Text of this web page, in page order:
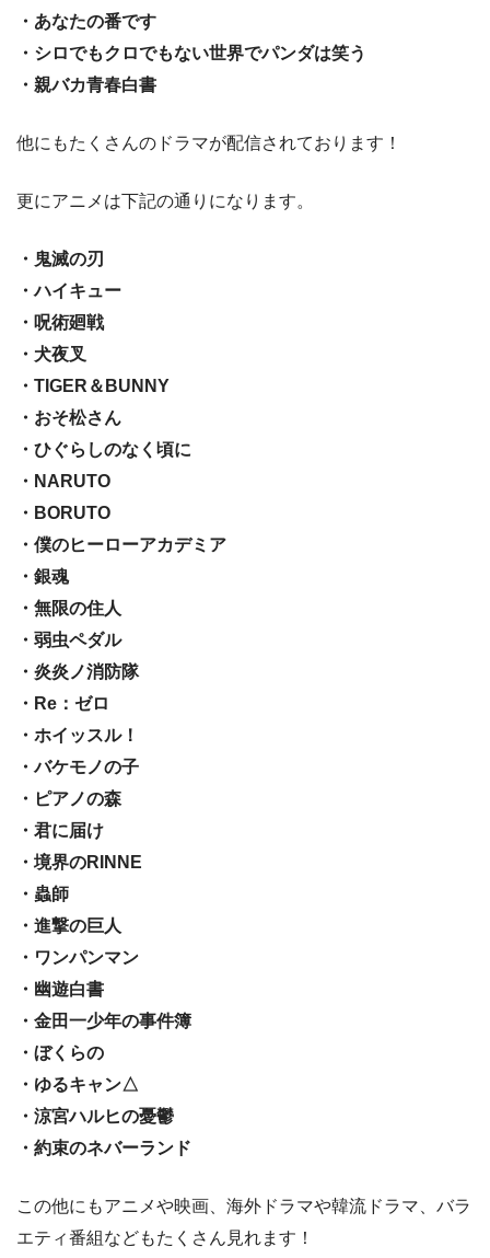
・あなたの番です
・シロでもクロでもない世界でパンダは笑う
・親バカ青春白書
他にもたくさんのドラマが配信されております！
更にアニメは下記の通りになります。
・鬼滅の刃
・ハイキュー
・呪術廻戦
・犬夜叉
・TIGER＆BUNNY
・おそ松さん
・ひぐらしのなく頃に
・NARUTO
・BORUTO
・僕のヒーローアカデミア
・銀魂
・無限の住人
・弱虫ペダル
・炎炎ノ消防隊
・Re：ゼロ
・ホイッスル！
・バケモノの子
・ピアノの森
・君に届け
・境界のRINNE
・蟲師
・進撃の巨人
・ワンパンマン
・幽遊白書
・金田一少年の事件簿
・ぼくらの
・ゆるキャン△
・涼宮ハルヒの憂鬱
・約束のネバーランド
この他にもアニメや映画、海外ドラマや韓流ドラマ、バラ
エティ番組などもたくさん見れます！